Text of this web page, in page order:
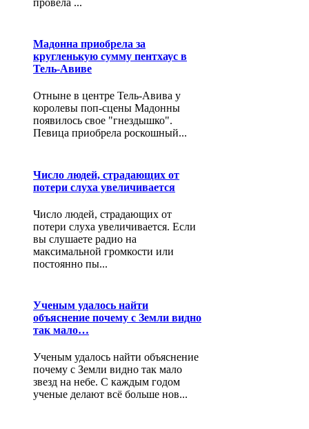
Мадонна приобрела за
кругленькую сумму пентхаус в
Тель-Авиве
Отныне в центре Тель-Авива у
королевы поп-сцены Мадонны
появилось свое "гнездышко".
Певица приобрела роскошный...
Число людей, страдающих от
потери слуха увеличивается
Число людей, страдающих от
потери слуха увеличивается. Если
вы слушаете радио на
максимальной громкости или
постоянно пы...
Ученым удалось найти
объяснение почему с Земли видно
так мало…
Ученым удалось найти объяснение
почему с Земли видно так мало
звезд на небе. С каждым годом
ученые делают всё больше нов...